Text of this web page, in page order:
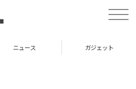
toggle
ニュース ガジェット